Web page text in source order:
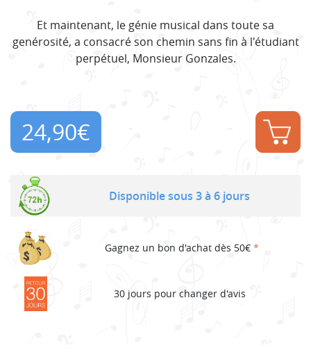
Et maintenant, le génie musical dans toute sa
genérosité, a consacré son chemin sans fin à l'étudiant
perpétuel, Monsieur Gonzales.
24,90€
Disponible sous 3 à 6 jours
Gagnez un bon d'achat dès 50€ *
30 jours pour changer d'avis